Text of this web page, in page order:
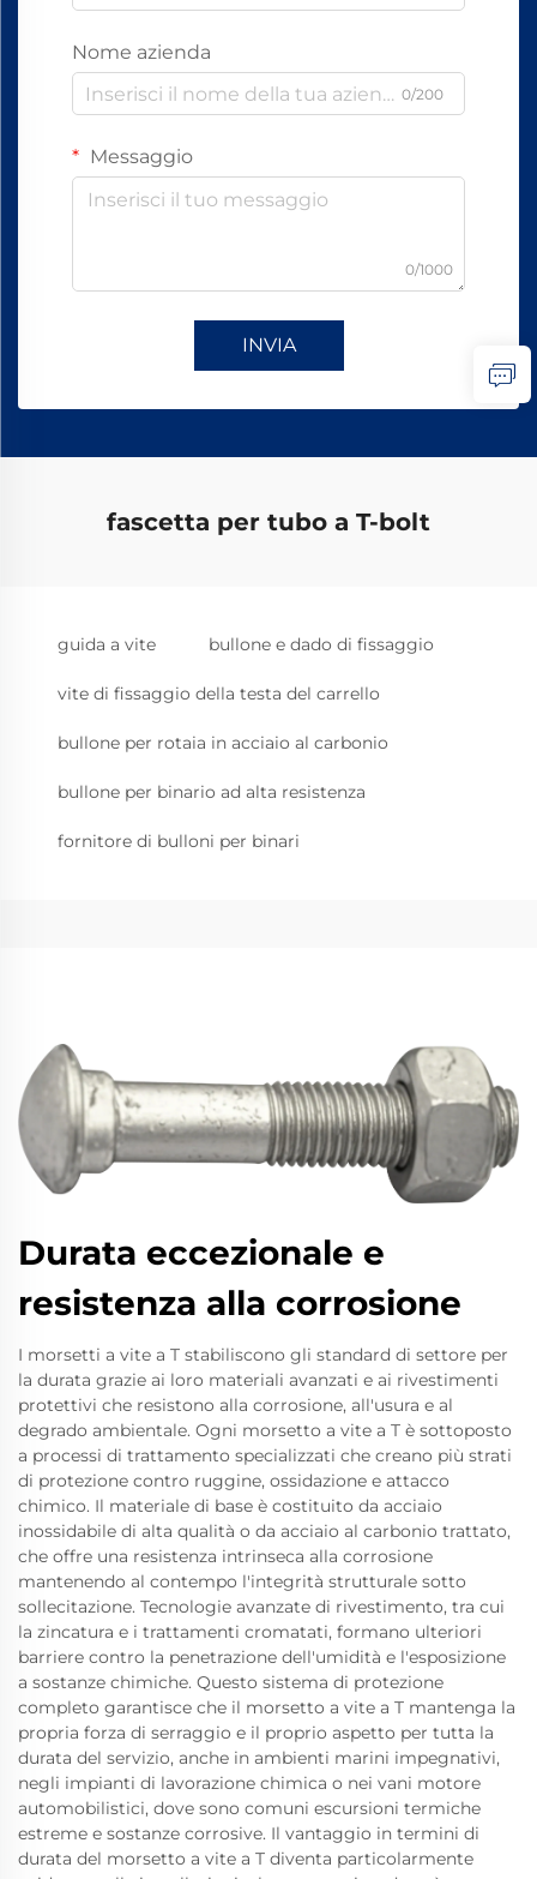
Nome azienda
0/200
Messaggio
0/1000
INVIA
fascetta per tubo a T-bolt
guida a vite bullone e dado di fissaggio
vite di fissaggio della testa del carrello
bullone per rotaia in acciaio al carbonio
bullone per binario ad alta resistenza
fornitore di bulloni per binari
Durata eccezionale e
resistenza alla corrosione
I morsetti a vite a T stabiliscono gli standard di settore per
la durata grazie ai loro materiali avanzati e ai rivestimenti
protettivi che resistono alla corrosione, all'usura e al
degrado ambientale. Ogni morsetto a vite a T è sottoposto
a processi di trattamento specializzati che creano più strati
di protezione contro ruggine, ossidazione e attacco
chimico. Il materiale di base è costituito da acciaio
inossidabile di alta qualità o da acciaio al carbonio trattato,
che offre una resistenza intrinseca alla corrosione
mantenendo al contempo l'integrità strutturale sotto
sollecitazione. Tecnologie avanzate di rivestimento, tra cui
la zincatura e i trattamenti cromatati, formano ulteriori
barriere contro la penetrazione dell'umidità e l'esposizione
a sostanze chimiche. Questo sistema di protezione
completo garantisce che il morsetto a vite a T mantenga la
propria forza di serraggio e il proprio aspetto per tutta la
durata del servizio, anche in ambienti marini impegnativi,
negli impianti di lavorazione chimica o nei vani motore
automobilistici, dove sono comuni escursioni termiche
estreme e sostanze corrosive. Il vantaggio in termini di
durata del morsetto a vite a T diventa particolarmente